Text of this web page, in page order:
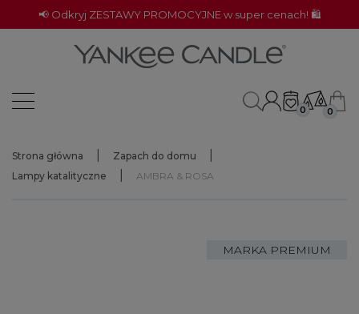
📢 Odkryj ZESTAWY PROMOCYJNE w super cenach! 🛍️
0 0
Strona główna
Zapach do domu
Lampy katalityczne
AMBRA & ROSA
MARKA PREMIUM